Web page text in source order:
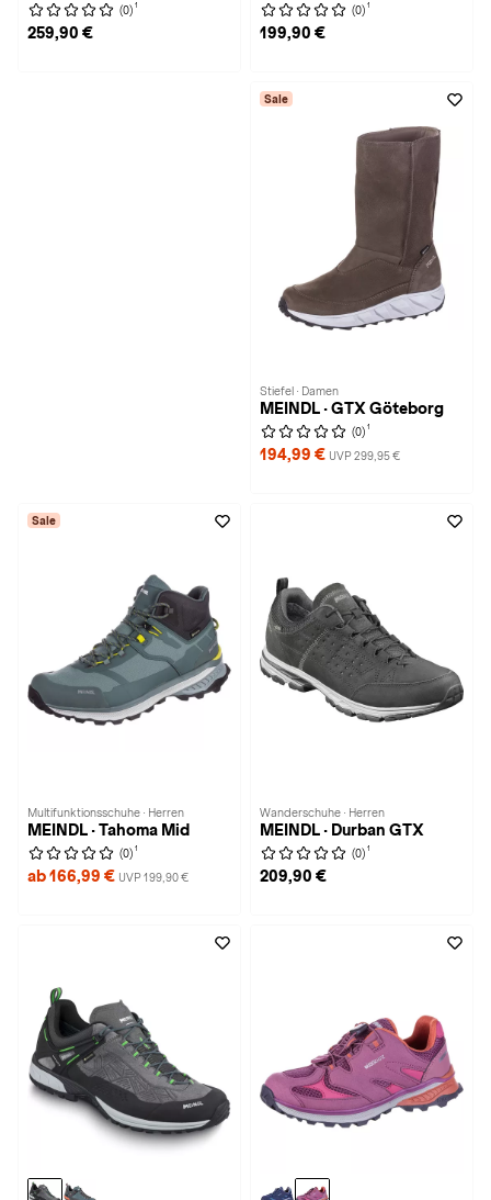
(0) 1
259,90 €
(0) 1
199,90 €
Sale
Stiefel · Damen
MEINDL · GTX Göteborg
(0) 1
194,99 € UVP 299,95 €
Sale
Multifunktionsschuhe · Herren
MEINDL · Tahoma Mid
(0) 1
ab 166,99 € UVP 199,90 €
Wanderschuhe · Herren
MEINDL · Durban GTX
(0) 1
209,90 €